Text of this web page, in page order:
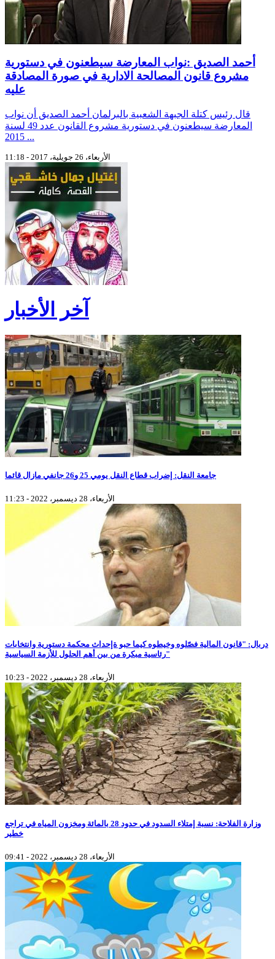
أحمد الصديق :نواب المعارضة سيطعنون في دستورية
مشروع قانون المصالحة الادارية في صورة المصادقة
عليه
قال رئيس كتلة الجبهة الشعبية بالبرلمان أحمد الصديق أن نواب
المعارضة سيطعنون في دستورية مشروع القانون عدد 49 لسنة
2015 ...
الأربعاء، 26 جويلية، 2017 - 11:18
آخر الأخبار
جامعة النقل: إضراب قطاع النقل يومي 25 و26 جانفي مازال قائما
الأربعاء، 28 ديسمبر، 2022 - 11:23
دربال: "قانون المالية فصّلوه وخيطوه كيما حبو ةإحداث محكمة دستورية وانتخابات
رئاسية مبكرة من بين أهم الحلول للأزمة السياسية"
الأربعاء، 28 ديسمبر، 2022 - 10:23
وزارة الفلاحة: نسبة إمتلاء السدود في حدود 28 بالمائة ومخزون المياه في تراجع
خطير
الأربعاء، 28 ديسمبر، 2022 - 09:41